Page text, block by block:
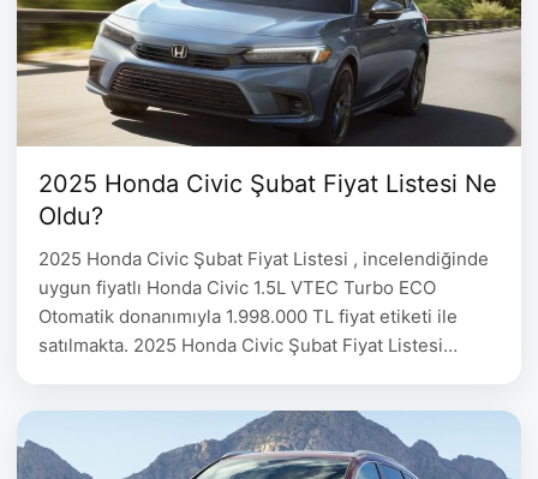
2025 Honda Civic Şubat Fiyat Listesi Ne
Oldu?
2025 Honda Civic Şubat Fiyat Listesi , incelendiğinde
uygun fiyatlı Honda Civic 1.5L VTEC Turbo ECO
Otomatik donanımıyla 1.998.000 TL fiyat etiketi ile
satılmakta. 2025 Honda Civic Şubat Fiyat Listesi
VTEC Turbo ECO Otomatik Executive+ 2.043.000
2.085.000 1.5L VTEC Turbo Benzin …